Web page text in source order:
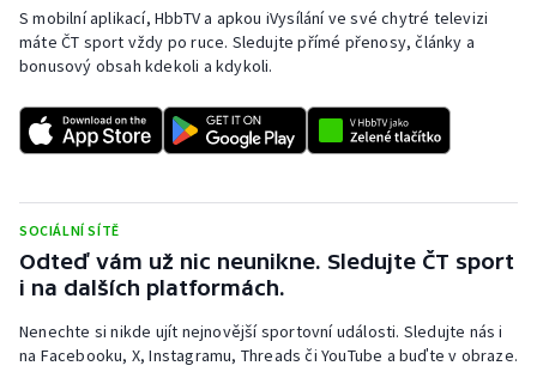
S mobilní aplikací, HbbTV a apkou iVysílání ve své chytré televizi
máte ČT sport vždy po ruce. Sledujte přímé přenosy, články a
bonusový obsah kdekoli a kdykoli.
SOCIÁLNÍ SÍTĚ
Odteď vám už nic neunikne. Sledujte ČT sport
i na dalších platformách.
Nenechte si nikde ujít nejnovější sportovní události. Sledujte nás i
na Facebooku, X, Instagramu, Threads či YouTube a buďte v obraze.